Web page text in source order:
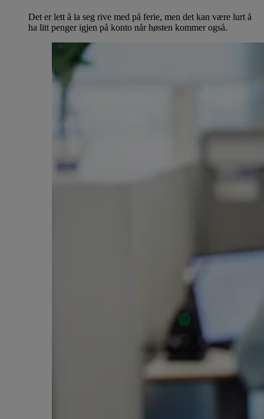
Det er lett å la seg rive med på ferie, men det kan være lurt å
ha litt penger igjen på konto når høsten kommer også.